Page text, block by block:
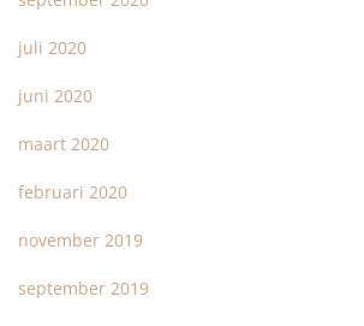
juli 2020
juni 2020
maart 2020
februari 2020
november 2019
september 2019